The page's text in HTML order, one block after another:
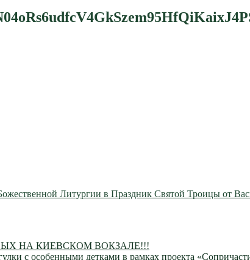
Литургии в Праздник Святой Троицы от
НА КИЕВСКОМ ВОКЗАЛЕ!!!
с особенными детками в рамках проекта